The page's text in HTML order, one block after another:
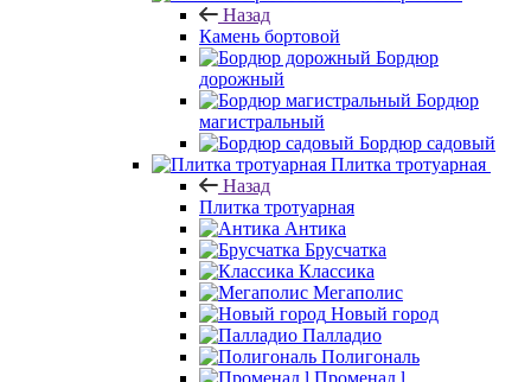
Назад
Камень бортовой
Бордюр
дорожный
Бордюр
магистральный
Бордюр садовый
Плитка тротуарная
Назад
Плитка тротуарная
Антика
Брусчатка
Классика
Мегаполис
Новый город
Палладио
Полигональ
Променад l